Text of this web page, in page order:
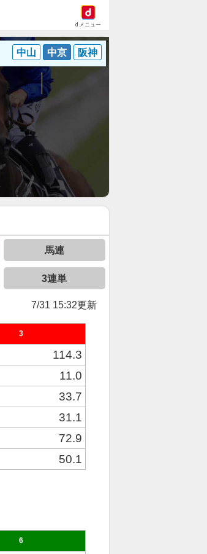
dメニュー
中山 中京 阪神
馬連
3連単
7/31 15:32更新
3
114.3
11.0
33.7
31.1
72.9
50.1
6